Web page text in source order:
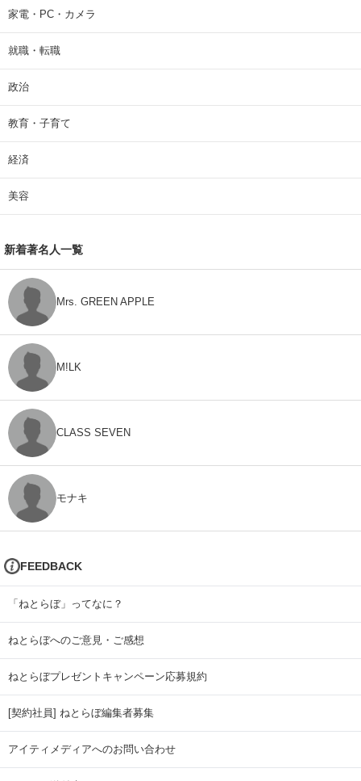
家電・PC・カメラ
就職・転職
政治
教育・子育て
経済
美容
新着著名人一覧
Mrs. GREEN APPLE
M!LK
CLASS SEVEN
モナキ
FEEDBACK
「ねとらぼ」ってなに？
ねとらぼへのご意見・ご感想
ねとらぼプレゼントキャンペーン応募規約
[契約社員] ねとらぼ編集者募集
アイティメディアへのお問い合わせ